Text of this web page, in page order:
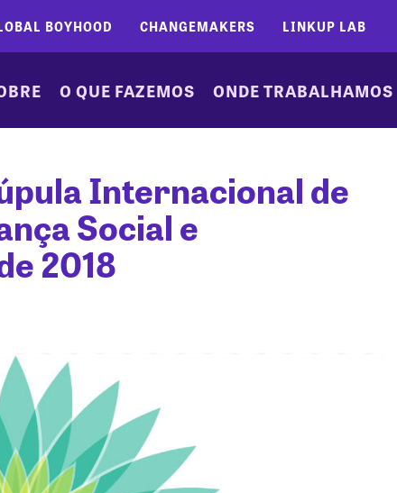
BOYHOOD CHANGEMAKERS LINKUP LAB
O QUE FAZEMOS ONDE TRABALHAMOS
Internacional de
Social e
2018